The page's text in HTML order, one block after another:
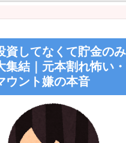
資してなくて貯金のみ
集結｜元本割れ怖い
ウント嫌の本音